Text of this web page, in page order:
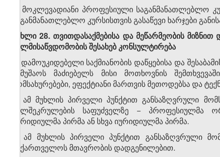
3. მოკლევადიანი პროფესიული საგანმანათლებლო
საგანმანათლებლო კურსისთვის გასაწევი ხარჯები
მუხლი 28. თვითდასაქმებისა და მეწარმეობის მიზნით
ხელმისაწვდომობის შესახებ კონსულტირება
1. დამოუკიდებელი საქმიანობის დაწყებისა და
სამუშაოს მაძიებელს მისი მოთხოვნის
მომსახურებები, ეფექტიანი მართვის მეთოდებსა და
2. ამ მუხლის პირველი პუნქტით განსაზღვრული
ხელშეკრულების საფუძველზე − პროფესიულმა
იურიდიულმა პირმა ან სხვა იურიდიულმა პირმა.
3. ამ მუხლის პირველი პუნქტით განსაზღვრული
საქართველოს მთავრობის დადგენილებით.